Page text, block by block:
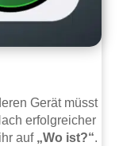
Gerät müsst
erfolgreicher
auf „Wo ist?“.